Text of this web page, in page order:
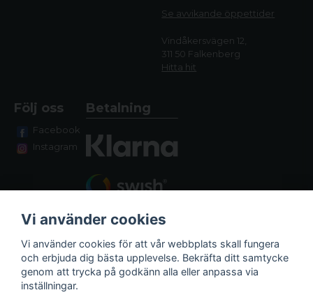
Se avvikande öppettider
Vindåkersvägen 12,
311 50 Falkenberg
Hitta hit
Följ oss
Facebook
Instagram
Betalning
Fraktalternativ
Vi använder cookies
Vi använder cookies för att vår webbplats skall fungera
och erbjuda dig bästa upplevelse. Bekräfta ditt samtycke
genom att trycka på godkänn alla eller anpassa via
inställningar.